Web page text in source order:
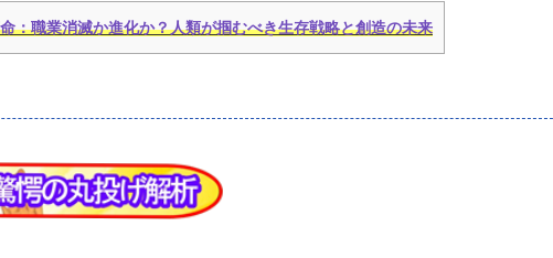
：職業消滅か進化か？人類が掴むべき生存戦略と創造の未来